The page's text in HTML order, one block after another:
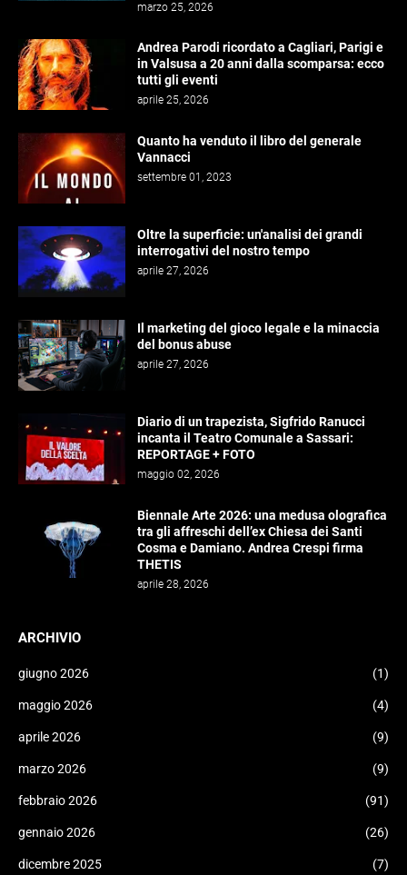
marzo 25, 2026
Andrea Parodi ricordato a Cagliari, Parigi e
in Valsusa a 20 anni dalla scomparsa: ecco
tutti gli eventi
aprile 25, 2026
Quanto ha venduto il libro del generale
Vannacci
settembre 01, 2023
Oltre la superficie: un'analisi dei grandi
interrogativi del nostro tempo
aprile 27, 2026
Il marketing del gioco legale e la minaccia
del bonus abuse
aprile 27, 2026
Diario di un trapezista, Sigfrido Ranucci
incanta il Teatro Comunale a Sassari:
REPORTAGE + FOTO
maggio 02, 2026
Biennale Arte 2026: una medusa olografica
tra gli affreschi dell’ex Chiesa dei Santi
Cosma e Damiano. Andrea Crespi firma
THETIS
aprile 28, 2026
ARCHIVIO
giugno 2026 (1)
maggio 2026 (4)
aprile 2026 (9)
marzo 2026 (9)
febbraio 2026 (91)
gennaio 2026 (26)
dicembre 2025 (7)